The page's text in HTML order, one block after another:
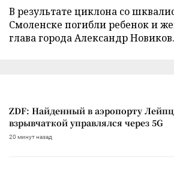
В результате циклона со
Смоленске погибли ребенок и
глава города Александр Новиков.
ZDF: Найденный в аэропорту
взрывчаткой управлялся через 5G
20 минут назад